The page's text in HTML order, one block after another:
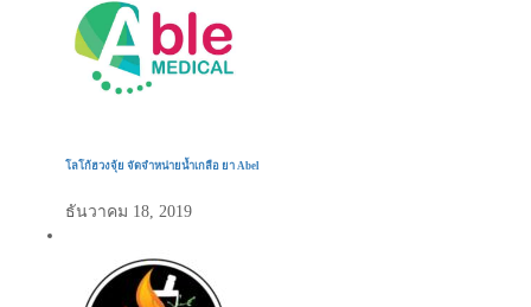
โลโก้ฮวงจุ้ย จัดจำหน่ายน้ำเกลือ ยา Abel
ธันวาคม 18, 2019